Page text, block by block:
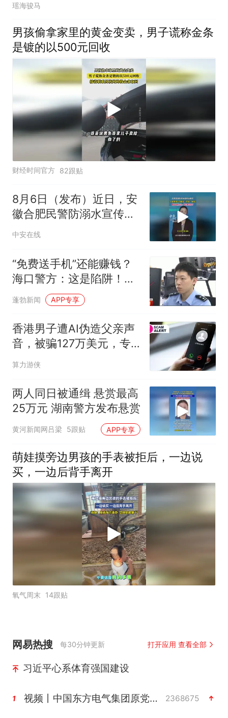
瑶海骏马
男孩偷拿家里的黄金变卖，男子谎称金条
是镀的以500元回收
财经时间官方 82跟贴
8月6日（发布）近日，安
徽合肥民警防溺水宣传出
新招，土味英语+合肥话
头。#防溺水 #合肥 （编
辑：王君）投稿邮箱：
3882124142
中安在线
“免费送手机”还能赚钱？
海口警方：这是陷阱！拆
解诈骗全流程
蓬勃新闻 APP专享
香港男子遭AI伪造父亲声
音，被骗127万美元，专
家：一句密语可破解
算力游侠
两人同日被通缉 悬赏最高
25万元 湖南警方发布悬赏
黄河新闻网吕梁 5跟贴 APP专享
萌娃摸旁边男孩的手表被拒后，一边说
买，一边后背手离开
氧气周末 14跟贴
网易热搜 每30分钟更新 打开应用 查看全部
习近平心系体育强国建设
1 视频丨中国东方电气集团原党组副书记、董事宋致远被查 2368675